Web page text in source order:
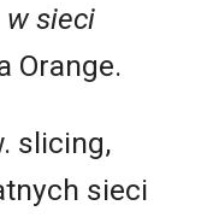
w sieci
Orange.
slicing,
sieci